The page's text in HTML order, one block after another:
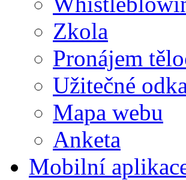
Zkola
Pronájem
Užitečné
Mapa webu
Anketa
Mobilní